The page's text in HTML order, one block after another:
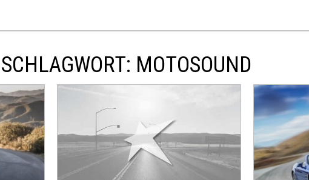
MOTOSOUND